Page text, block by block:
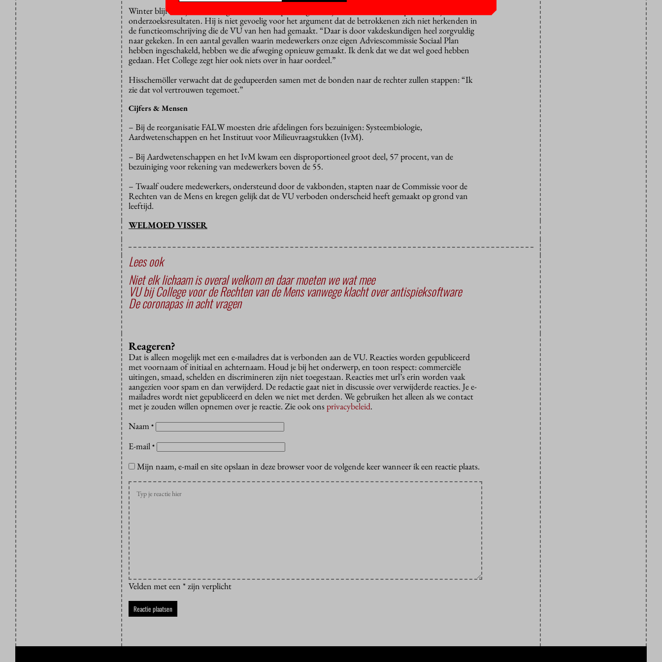
Winter blijft erbij dat de reorganisatie is verlopen volgens objectieve criteria, zoals publicatielijsten en
onderzoeksresultaten. Hij is niet gevoelig voor het argument dat de betrokkenen zich niet herkenden in
de functieomschrijving die de VU van hen had gemaakt. “Daar is door vakdeskundigen heel zorgvuldig
naar gekeken. In een aantal gevallen waarin medewerkers onze eigen Adviescommissie Sociaal Plan
hebben ingeschakeld, hebben we die afweging opnieuw gemaakt. Ik denk dat we dat wel goed hebben
gedaan. Het College zegt hier ook niets over in haar oordeel.”
Hisschemöller verwacht dat de gedupeerden samen met de bonden naar de rechter zullen stappen: “Ik
zie dat vol vertrouwen tegemoet.”
Cijfers & Mensen
– Bij de reorganisatie FALW moesten drie afdelingen fors bezuinigen: Systeembiologie,
Aardwetenschappen en het Instituut voor Milieuvraagstukken (IvM).
– Bij Aardwetenschappen en het IvM kwam een disproportioneel groot deel, 57 procent, van de
bezuiniging voor rekening van medewerkers boven de 55.
– Twaalf oudere medewerkers, ondersteund door de vakbonden, stapten naar de Commissie voor de
Rechten van de Mens en kregen gelijk dat de VU verboden onderscheid heeft gemaakt op grond van
leeftijd.
WELMOED VISSER
Lees ook
Niet elk lichaam is overal welkom en daar moeten we wat mee
VU bij College voor de Rechten van de Mens vanwege klacht over antispieksoftware
De coronapas in acht vragen
Reageren?
Dat is alleen mogelijk met een e-mailadres dat is verbonden aan de VU. Reacties worden gepubliceerd
met voornaam of initiaal en achternaam. Houd je bij het onderwerp, en toon respect: commerciële
uitingen, smaad, schelden en discrimineren zijn niet toegestaan. Reacties met url’s erin worden vaak
aangezien voor spam en dan verwijderd. De redactie gaat niet in discussie over verwijderde reacties. Je e-
mailadres wordt niet gepubliceerd en delen we niet met derden. We gebruiken het alleen als we contact
met je zouden willen opnemen over je reactie. Zie ook onsprivacybeleid.
Naam *
E-mail *
Mijn naam, e-mail en site opslaan in deze browser voor de volgende keer wanneer ik een reactie plaats.
Velden met een * zijn verplicht